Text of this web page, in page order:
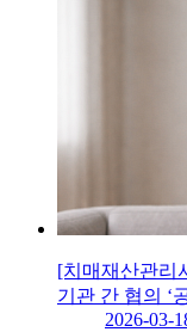
[치매재산관리
기관 간 협의 ‘
2026-03-